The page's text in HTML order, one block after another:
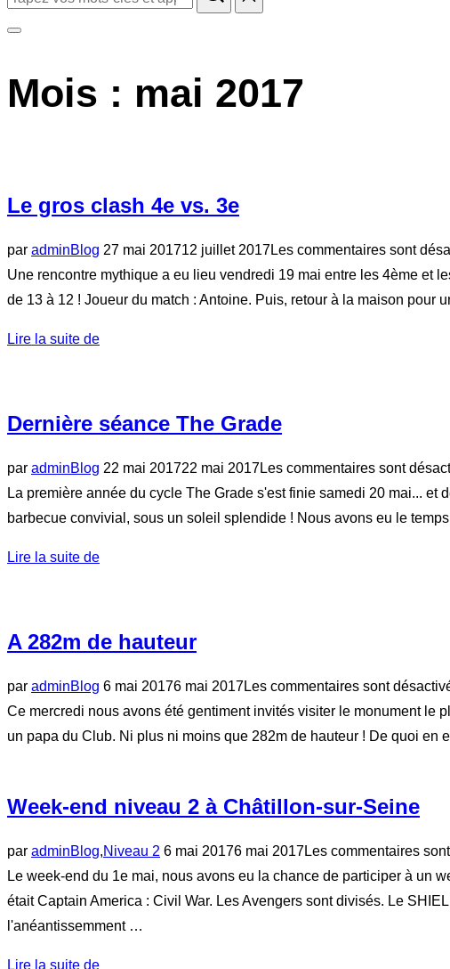
colonne
Mois : mai 2017
Le gros clash 4e vs. 3e
par adminBlog Publié
le
27 mai 201712 juillet 2017Les commentaires sont
Une rencontre mythique a eu lieu vendredi 19 mai entre les 4ème et
de 13 à 12 ! Joueur du match : Antoine. Puis, retour à la maison pour
Lire la suite de« Le
vs.
3e »
Dernière séance The Grade
par adminBlog Publié
le
22 mai 201722 mai 2017Les commentaires sont
La première année du cycle The Grade s'est finie samedi 20 mai...
barbecue convivial, sous un soleil splendide ! Nous avons eu le
Lire la suite de« Dernière
Grade »
A 282m de hauteur
par adminBlog Publié
le
6 mai 20176 mai 2017Les commentaires sont
Ce mercredi nous avons été gentiment invités visiter le monument le
un papa du Club. Ni plus ni moins que 282m de hauteur ! De quoi en
Week-end niveau 2 à Châtillon-sur-Seine
par adminBlog,Niveau 2 Publié
le
6 mai 20176 mai 2017Les commentaires
Le week-end du 1e mai, nous avons eu la chance de participer à un
était Captain America : Civil War. Les Avengers sont divisés. Le
l'anéantissemment …
Lire la suite de« Week-